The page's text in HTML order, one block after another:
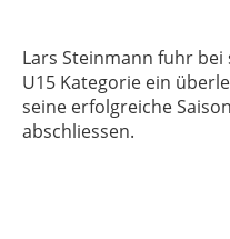
Lars Steinmann fuhr
U15 Kategorie ein
seine erfolgreiche
abschliessen.